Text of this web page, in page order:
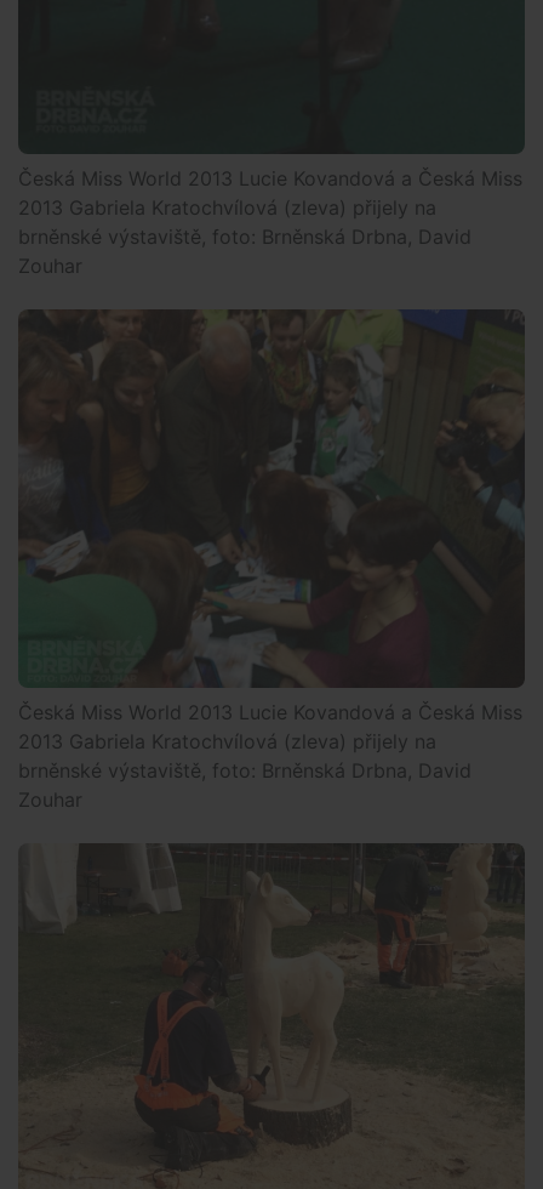
Česká Miss World 2013 Lucie Kovandová a Česká Miss
2013 Gabriela Kratochvílová (zleva) přijely na
brněnské výstaviště, foto: Brněnská Drbna, David
Zouhar
Česká Miss World 2013 Lucie Kovandová a Česká Miss
2013 Gabriela Kratochvílová (zleva) přijely na
brněnské výstaviště, foto: Brněnská Drbna, David
Zouhar